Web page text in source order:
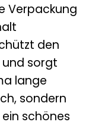
Verpackung
den
und sorgt
lange
sondern
schönes